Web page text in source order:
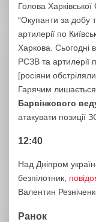
Голова
“Окупанти за добу
артилерії по
Харкова. Сьогодні
РСЗВ та артилерії
[росіяни
Гарячим
Барвінкового
атакувати позиції
12:40
Над Дніпром
безпілотник,
Валентин
Ранок